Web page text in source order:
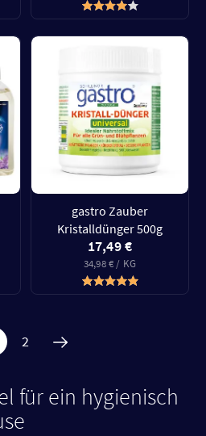
gastro Zauber
Kristalldünger 500g
17,49 €
34,98 € / KG
2
für ein hygienisch